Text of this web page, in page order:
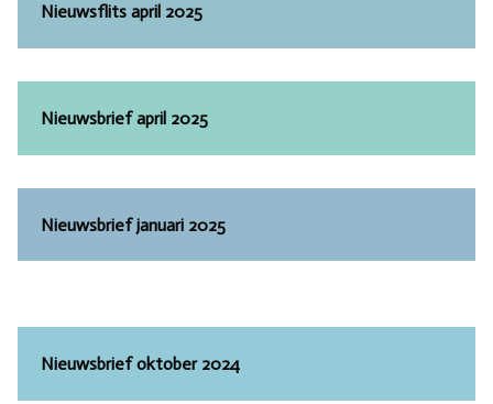
Nieuwsflits april 2025
Nieuwsbrief april 2025
Nieuwsbrief januari 2025
Nieuwsbrief oktober 2024